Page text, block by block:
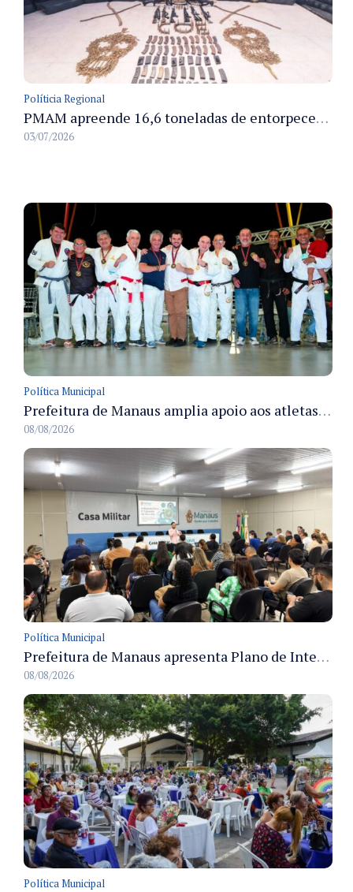
Políticia Regional
PMAM apreende 16,6 toneladas de entorpecentes e registra aumento nas prisões em flagrante e nas capturas de foragidos no primeiro semestre de 2026
03/07/2026
Política Municipal
Prefeitura de Manaus amplia apoio aos atletas de 100 para 150 beneficiados a partir do próximo ano
08/08/2026
Política Municipal
Prefeitura de Manaus apresenta Plano de Integridade da CGM e qualifica servidores para governança e conformidade no biênio 2027-2028
08/08/2026
Política Municipal